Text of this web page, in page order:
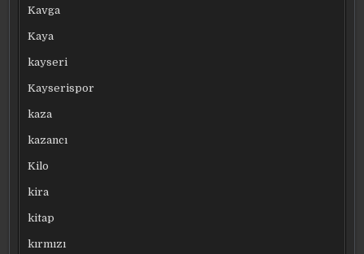
Kavga
Kaya
kayseri
Kayserispor
kaza
kazancı
Kilo
kira
kitap
kırmızı